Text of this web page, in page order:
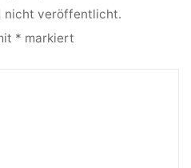
nicht veröffentlicht.
* markiert